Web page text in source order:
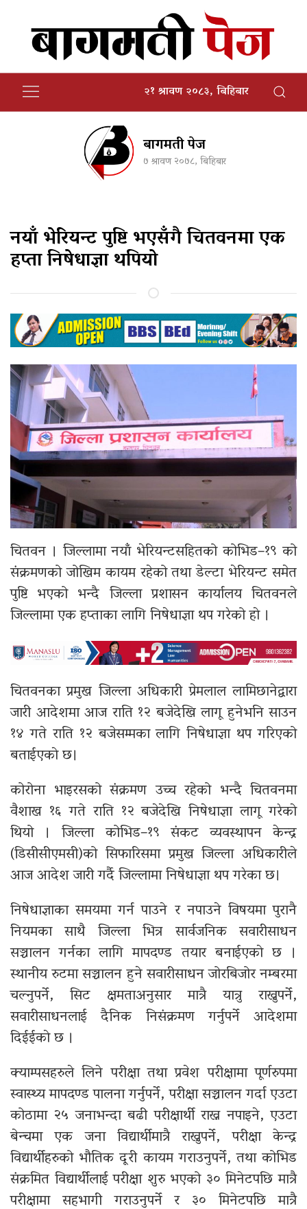
२१ श्रावण २०८३, बिहिबार
बागमती पेज
७ श्रावण २०७८, बिहिबार
नयाँ भेरियन्ट पुष्टि भएसँगै चितवनमा एक
हप्ता निषेधाज्ञा थपियाे
चितवन । जिल्लामा नयाँ भेरियन्टसहितको कोभिड–१९ को
संक्रमणको जोखिम कायम रहेको तथा डेल्टा भेरियन्ट समेत
पुष्टि भएको भन्दै जिल्ला प्रशासन कार्यालय चितवनले
जिल्लामा एक हप्ताका लागि निषेधाज्ञा थप गरेको हाे ।
चितवनका प्रमुख जिल्ला अधिकारी प्रेमलाल लामिछानेद्वारा
जारी आदेशमा आज राति १२ बजेदेखि लागू हुनेभनि साउन
१४ गते राति १२ बजेसम्मका लागि निषेधाज्ञा थप गरिएको
बताईएकाे छ।
कोरोना भाइरसको संक्रमण उच्च रहेको भन्दै चितवनमा
वैशाख १६ गते राति १२ बजेदेखि निषेधाज्ञा लागू गरेकाे
थियो । जिल्ला कोभिड–१९ संकट व्यवस्थापन केन्द्र
(डिसीसीएमसी)को सिफारिसमा प्रमुख जिल्ला अधिकारीले
आज आदेश जारी गर्दै जिल्लामा निषेधाज्ञा थप गरेका छ।
निषेधाज्ञाका समयमा गर्न पाउने र नपाउने विषयमा पुरानै
नियमका साथै जिल्ला भित्र सार्वजनिक सवारीसाधन
सञ्चालन गर्नका लागि मापदण्ड तयार बनाईएकाे छ ।
स्थानीय रुटमा सञ्चालन हुने सवारीसाधन जोरबिजोर नम्बरमा
चल्नुपर्ने, सिट क्षमताअनुसार मात्रै यात्रु राख्नुपर्ने,
सवारीसाधनलाई दैनिक निसंक्रमण गर्नुपर्ने आदेशमा
दिईईकाे छ ।
क्याम्पसहरुले लिने परीक्षा तथा प्रवेश परीक्षामा पूर्णरुपमा
स्वास्थ्य मापदण्ड पालना गर्नुपर्ने, परीक्षा सञ्चालन गर्दा एउटा
कोठामा २५ जनाभन्दा बढी परीक्षार्थी राख्न नपाइने, एउटा
बेन्चमा एक जना विद्यार्थीमात्रै राख्नुपर्ने, परीक्षा केन्द्र
विद्यार्थीहरुको भौतिक दूरी कायम गराउनुपर्ने, तथा कोभिड
संक्रमित विद्यार्थीलाई परीक्षा शुरु भएको ३० मिनेटपछि मात्रै
परीक्षामा सहभागी गराउनुपर्ने र ३० मिनेटपछि मात्रै